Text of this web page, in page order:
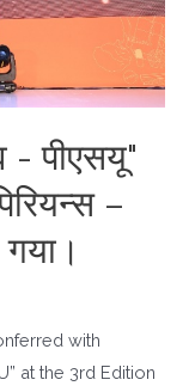
- पीएसयू"
–
with
at the 3rd Edition